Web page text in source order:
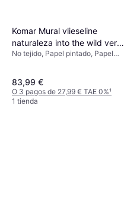
Komar Mural vlieseline
naturaleza into the wild verde
de 368 x 248 cm
No tejido, Papel pintado, Papel
83,99 €
O 3 pagos de 27,99 € TAE 0%¹
1 tienda